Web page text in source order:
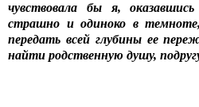
чувствовала бы я,
страшно и одиноко в
передать всей глубины ее
найти родственную душу,